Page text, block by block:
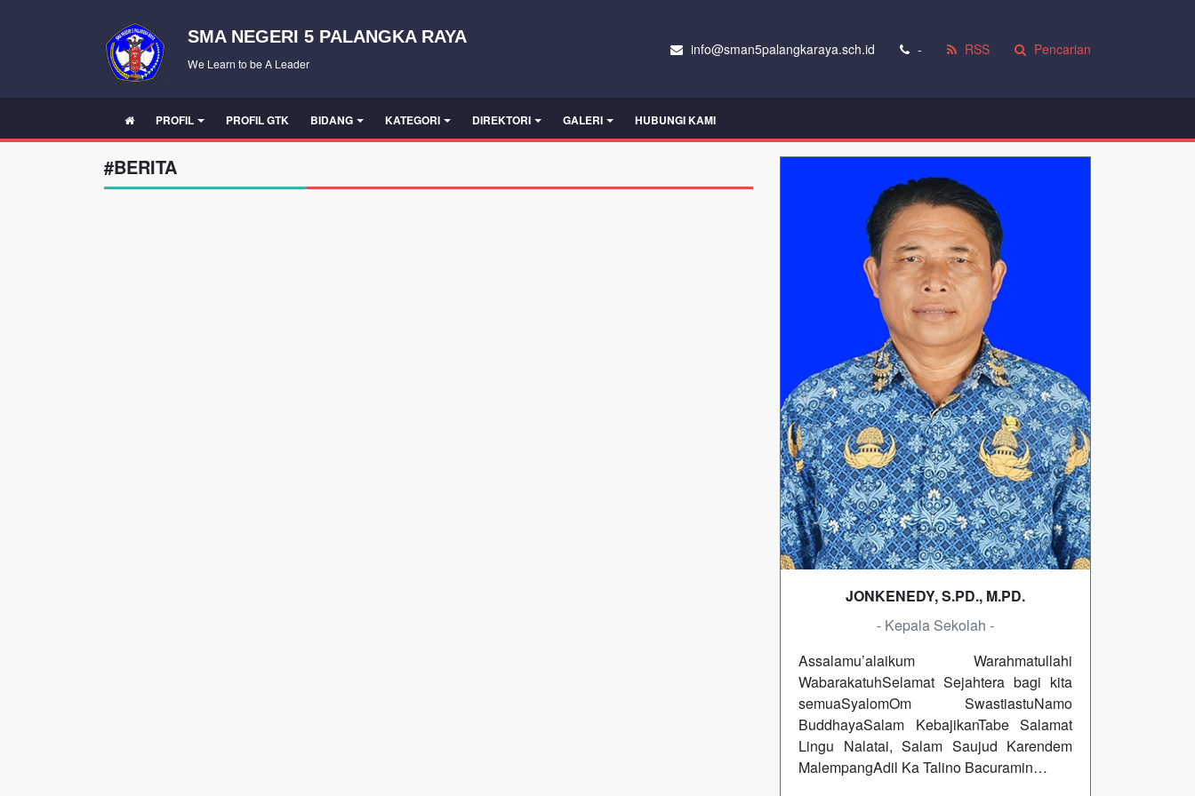
SMA NEGERI 5 PALANGKA RAYA
We Learn to be A Leader
info@sman5palangkaraya.sch.id - RSS Pencarian
PROFIL PROFIL GTK BIDANG KATEGORI DIREKTORI GALERI HUBUNGI KAMI
#BERITA
JONKENEDY, S.PD., M.PD.
- Kepala Sekolah -
Assalamu’alaikum Warahmatullahi
WabarakatuhSelamat Sejahtera bagi kita
semuaSyalomOm SwastiastuNamo
BuddhayaSalam KebajikanTabe Salamat
Lingu Nalatai, Salam Saujud Karendem
MalempangAdil Ka Talino Bacuramin…